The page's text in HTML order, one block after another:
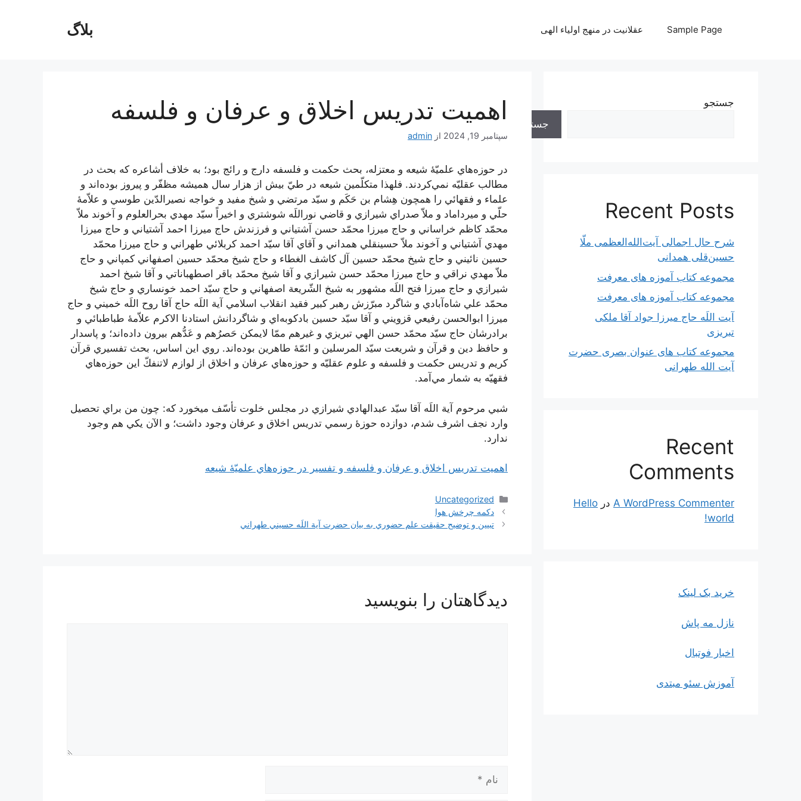
بلاگ Sample Page عقلانیت در منهج اولیاء الهی
اهمیت تدريس‌ اخلاق‌ و عرفان‌ و فلسفه‌
سپتامبر 19, 2024 از admin
در حوزه‌هاي‌ علميّۀ شيعه‌ و معتزله‌، بحث‌ حكمت‌ و فلسفه‌ دارج‌ و رائج‌ بود؛ به‌ خلاف‌ أشاعره‌ كه‌ بحث‌ در
مطالب‌ عقليّه‌ نمي‌كردند. فلهذا متكلّمين‌ شيعه‌ در طيّ بيش‌ از هزار سال‌ هميشه‌ مظفّر و پيروز بوده‌اند و
علماء و فقهائي‌ را همچون‌ هِشام‌ بن‌ حَكَم‌ و سيّد مرتضي‌ و شيخ‌ مفيد و خواجه‌ نصيرالدّين‌ طوسي‌ و علاّمۀ
حلّي‌ و ميرداماد و ملاّ صدراي‌ شيرازي‌ و قاضي‌ نوراللَه‌ شوشتري‌ و اخيراً سيّد مهدي‌ بحرالعلوم‌ و آخوند ملاّ
محمّد كاظم‌ خراساني‌ و حاج‌ ميرزا محمّد حسن‌ آشتياني‌ و فرزندش‌ حاج‌ ميرزا احمد آشتياني‌ و حاج‌ ميرزا
مهدي‌ آشتياني‌ و آخوند ملاّ حسينقلي‌ همداني‌ و آقاي‌ آقا سيّد احمد كربلائي‌ طهراني‌ و حاج‌ ميرزا محمّد
حسين‌ نائيني‌ و حاج‌ شيخ‌ محمّد حسين‌ آل‌ كاشف‌ الغطاء و حاج‌ شيخ‌ محمّد حسين‌ اصفهاني‌ كمپاني‌ و حاج‌
ملاّ مهدي‌ نراقي‌ و حاج‌ ميرزا محمّد حسن‌ شيرازي‌ و آقا شيخ‌ محمّد باقر اصطهباناتي‌ و آقا شيخ‌ احمد
شيرازي‌ و حاج‌ ميرزا فتح‌ اللَه‌ مشهور به‌ شيخ‌ الشّريعة‌ اصفهاني‌ و حاج‌ سيّد احمد خونساري‌ و حاج‌ شيخ‌
محمّد علي‌ شاه‌آبادي‌ و شاگرد مبرّزش‌ رهبر كبير فقيد انقلاب‌ اسلامي‌ آية‌ اللَه‌ حاج‌ آقا روح‌ اللَه‌ خميني‌ و حاج‌
ميرزا ابوالحسن‌ رفيعي‌ قزويني‌ و آقا سيّد حسين‌ بادكوبه‌اي‌ و شاگردانش‌ استادنا الاكرم‌ علاّمۀ طباطبائي‌ و
برادرشان‌ حاج‌ سيّد محمّد حسن‌ الهي‌ تبريزي‌ و غيرهم‌ ممّا لايمكن‌ حَصرُهم‌ و عَدُّهم‌ بيرون‌ داده‌اند؛ و پاسدار
و حافظ‌ دين‌ و قرآن‌ و شريعت‌ سيّد المرسلين‌ و ائمّۀ طاهرين‌ بوده‌اند. روي‌ اين‌ اساس‌، بحث‌ تفسيري‌ قرآن‌
كريم‌ و تدريس‌ حكمت‌ و فلسفه‌ و علوم‌ عقليّه‌ و حوزه‌هاي‌ عرفان‌ و اخلاق‌ از لوازم‌ لاتنفكّ اين‌ حوزه‌هاي‌
فقهيّه‌ به‌ شمار مي‌آمد.
شبي‌ مرحوم‌ آية‌ اللَه‌ آقا سيّد عبدالهادي‌ شيرازي‌ در مجلس‌ خلوت‌ تأسّف‌ ميخورد كه‌: چون‌ من‌ براي‌ تحصيل‌
وارد نجف‌ اشرف‌ شدم‌، دوازده‌ حوزۀ رسمي‌ تدريس‌ اخلاق‌ و عرفان‌ وجود داشت‌؛ و الآن‌ يكي‌ هم‌ وجود
ندارد.
اهمیت تدريس‌ اخلاق‌ و عرفان‌ و فلسفه‌ و تفسير در حوزه‌هاي‌ علميّۀ شيعه‌
دسته‌ها
Uncategorized
ناوبری
نوشته‌ها
دکمه چرخش هوا
تبيين و توضيح حقيقت علم حضوري به بيان حضرت آية اللَه حسيني طهراني
دیدگاهتان را بنویسید
جستجو
جستجو
Recent Posts
شرح حال اجمالی آیت‌الله‌العظمی ملّا
حسین‌قلی همدانی
مجموعه کتاب آموزه های معرفت
مجموعه کتاب آموزه های معرفت
آیت اللَه حاج میرزا جواد آقا ملکی
تبریزی
مجموعه کتاب های عنوان بصری حضرت
آیت الله طهرانی
Recent
Comments
A WordPress Commenter در Hello
world!
خرید بک لینک
نازل مه پاش
اخبار فوتبال
آموزش سئو مبتدی